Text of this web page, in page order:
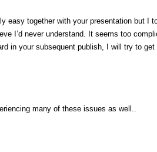
easy together with your presentation but I
I’d never understand. It seems too
in your subsequent publish, I will try to
many of these issues as well..